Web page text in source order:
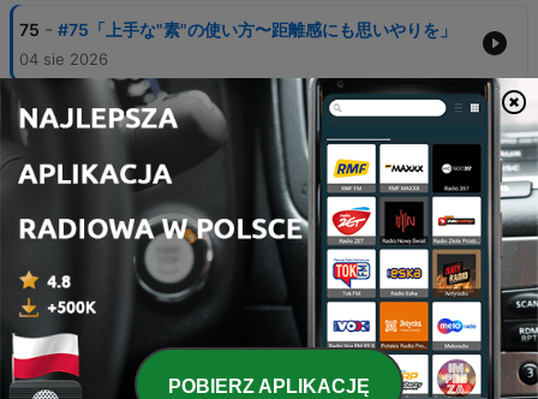
75 - #75「上手な"素"の使い方〜距離感にも思いやりを」
04 sie 2026
74 -
#74「私たちは何を売っているのか〜技術のその先
へ」
#73「聞き上手という必須スキル〜新婦様にも関係者
にも選ばれるために」
72 - #72「"似合う"を解剖してみる〜一緒に"可愛い"を見つ
けよう」
14 lip 2026
71 - #71「人はフラれて強くなる〜トップセールスマンの条
POBIERZ APLIKACJĘ